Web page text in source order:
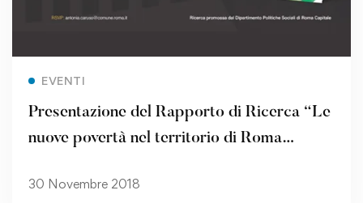
EVENTI
Presentazione del Rapporto di Ricerca “Le
nuove povertà nel territorio di Roma
30 Novembre 2018